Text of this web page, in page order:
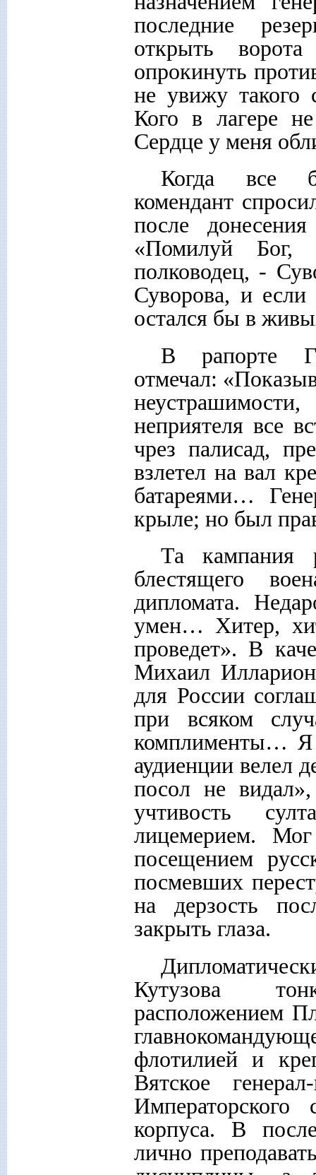
последние
открыть
опрокинуть
не увижу такого
Кого в лагере
Сердце у меня
Когда все
комендант
после
«Помилуй Бог,
полководец, -
Суворова, и
остался бы в
В рапорте
отмечал:
неприятеля все
чрез палисад,
взлетел на вал
батареями…
крыле; но был
Та кампания
блестящего
дипломата.
умен… Хитер,
проведет». В
Михаил
для России
при всяком
комплименты… Я
аудиенции велел
посол не
учтивость
лицемерием.
посещением
посмевших
на дерзость
закрыть глаза.
Кутузова
расположением
флотилией и
Вятское
Императорского
корпуса. В
лично